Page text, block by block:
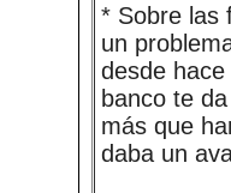
* Sobre las
un
desde
banco te
más que
daba un